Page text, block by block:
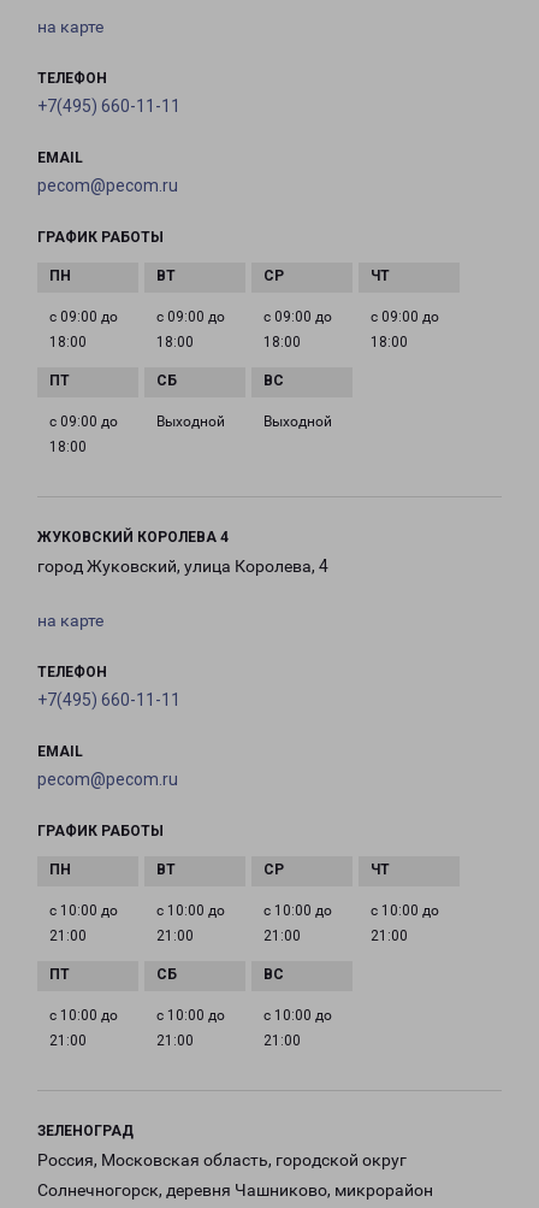
на карте
ТЕЛЕФОН
+7(495) 660-11-11
EMAIL
pecom@pecom.ru
ГРАФИК РАБОТЫ
с 09:00 до
18:00
с 09:00 до
18:00
с 09:00 до
18:00
с 09:00 до
18:00
с 09:00 до
18:00
Выходной Выходной
ЖУКОВСКИЙ КОРОЛЕВА 4
город Жуковский, улица Королева, 4
на карте
ТЕЛЕФОН
+7(495) 660-11-11
EMAIL
pecom@pecom.ru
ГРАФИК РАБОТЫ
с 10:00 до
21:00
с 10:00 до
21:00
с 10:00 до
21:00
с 10:00 до
21:00
с 10:00 до
21:00
с 10:00 до
21:00
с 10:00 до
21:00
ЗЕЛЕНОГРАД
Россия, Московская область, городской округ
Солнечногорск, деревня Чашниково, микрорайон